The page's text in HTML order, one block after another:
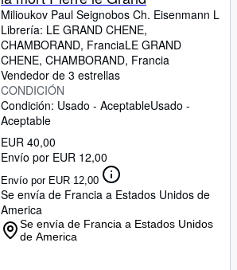
Milioukov Paul Seignobos Ch. Eisenmann L
Librería: LE GRAND CHENE,
CHAMBORAND, FranciaLE GRAND
CHENE, CHAMBORAND, Francia
Vendedor de 3 estrellas
CONDICIÓN
Condición: Usado - AceptableUsado -
Aceptable
EUR 40,00
Envío por EUR 12,00
Envío por EUR 12,00
Se envía de Francia a Estados Unidos de
America
Se envía de Francia a Estados Unidos
de America